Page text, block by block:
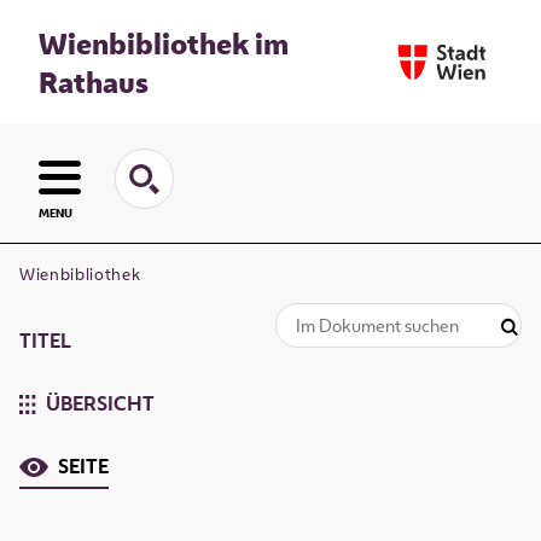
Wienbibliothek im
Rathaus
MENU
Wienbibliothek
TITEL
ÜBERSICHT
SEITE